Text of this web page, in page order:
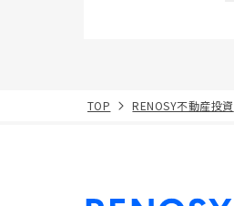
TOP RENOSY不動産投資